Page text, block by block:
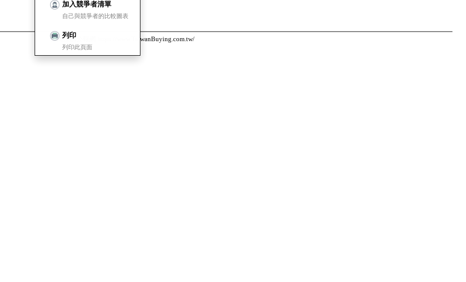
加入競爭者清單
自己與競爭者的比較圖表
列印
列印此頁面
台灣採購公報網 https://www.TaiwanBuying.com.tw/